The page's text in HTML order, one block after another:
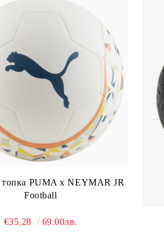
PUMA x NEYMAR JR
Football
€35.28 69.00лв.